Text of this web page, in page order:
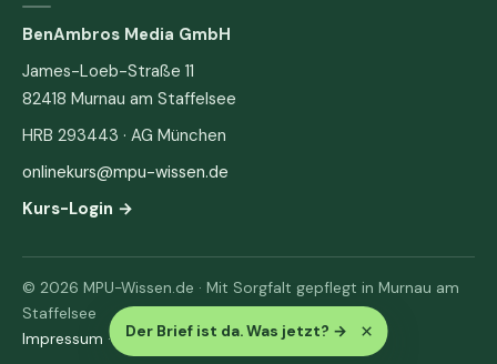
Der Brief ist da. Was jetzt? → ×
BenAmbros Media GmbH
James-Loeb-Straße 11
82418 Murnau am Staffelsee
HRB 293443 · AG München
onlinekurs@mpu-wissen.de
Kurs-Login →
© 2026 MPU-Wissen.de · Mit Sorgfalt gepflegt in Murnau am
Staffelsee
Impressum · Datenschutz & AGB